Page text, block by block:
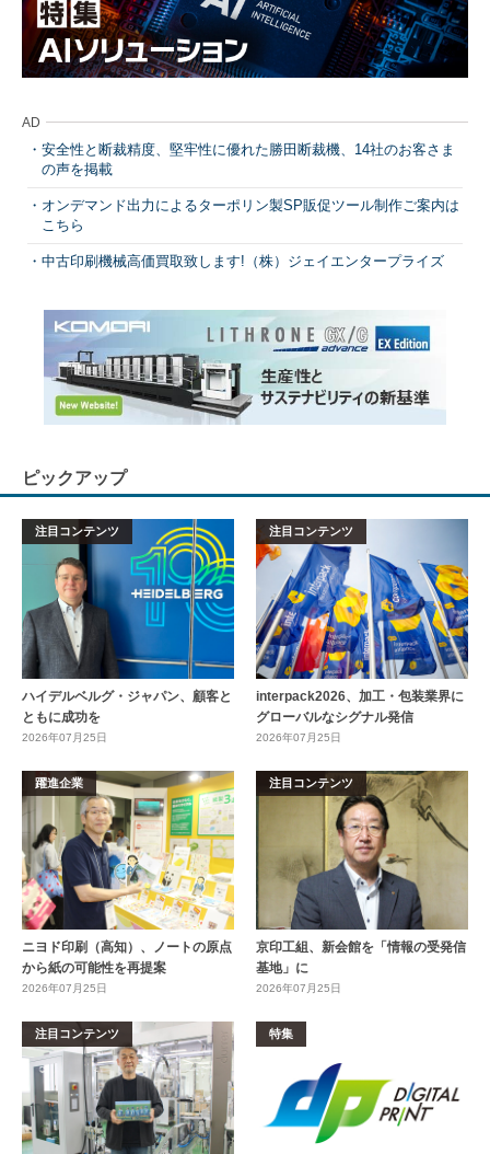
AD
安全性と断裁精度、堅牢性に優れた勝田断裁機、14社のお客さま
の声を掲載
オンデマンド出力によるターポリン製SP販促ツール制作ご案内は
こちら
中古印刷機械高価買取致します!（株）ジェイエンタープライズ
ピックアップ
注目コンテンツ
ハイデルベルグ・ジャパン、顧客と
ともに成功を
2026年07月25日
注目コンテンツ
interpack2026、加工・包装業界に
グローバルなシグナル発信
2026年07月25日
躍進企業
ニヨド印刷（高知）、ノートの原点
から紙の可能性を再提案
2026年07月25日
注目コンテンツ
京印工組、新会館を「情報の受発信
基地」に
2026年07月25日
注目コンテンツ 特集